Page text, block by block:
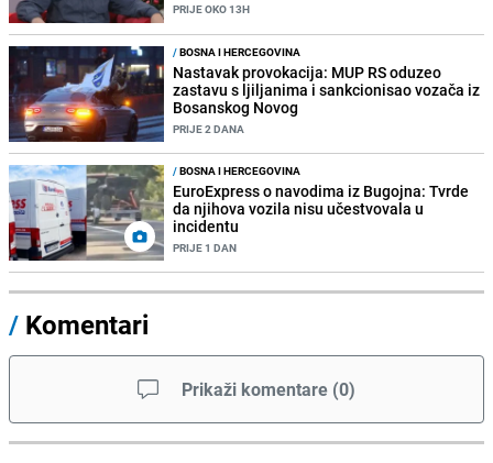
PRIJE OKO 13H
/BOSNA I HERCEGOVINA
Nastavak provokacija: MUP RS oduzeo
zastavu s ljiljanima i sankcionisao vozača iz
Bosanskog Novog
PRIJE 2 DANA
/BOSNA I HERCEGOVINA
EuroExpress o navodima iz Bugojna: Tvrde
da njihova vozila nisu učestvovala u
incidentu
PRIJE 1 DAN
/ Komentari
Prikaži komentare (0)